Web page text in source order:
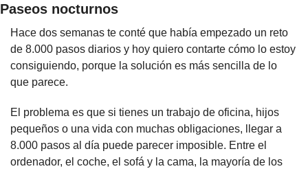
Paseos nocturnos
Hace dos semanas te conté que había empezado un reto
de 8.000 pasos diarios y hoy quiero contarte cómo lo estoy
consiguiendo, porque la solución es más sencilla de lo
que parece.
El problema es que si tienes un trabajo de oficina, hijos
pequeños o una vida con muchas obligaciones, llegar a
8.000 pasos al día puede parecer imposible. Entre el
ordenador, el coche, el sofá y la cama, la mayoría de los